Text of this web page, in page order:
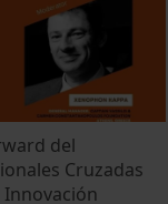
del
Cruzadas